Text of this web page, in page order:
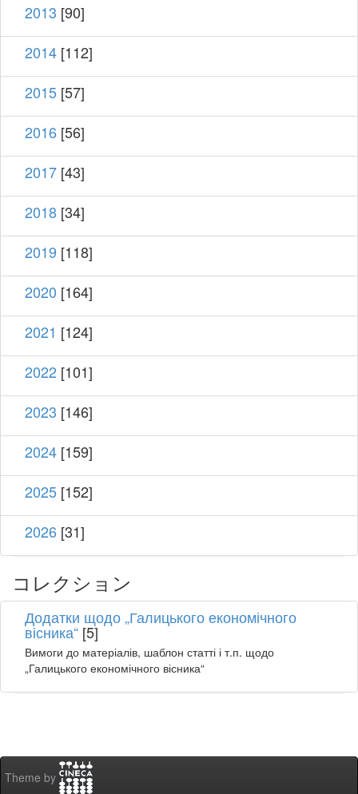
2013 [90]
2014 [112]
2015 [57]
2016 [56]
2017 [43]
2018 [34]
2019 [118]
2020 [164]
2021 [124]
2022 [101]
2023 [146]
2024 [159]
2025 [152]
2026 [31]
コレクション
Додатки щодо „Галицького економічного
вісника“ [5]
Вимоги до матеріалів, шаблон статті і т.п. щодо
„Галицького економічного вісника“
Theme by